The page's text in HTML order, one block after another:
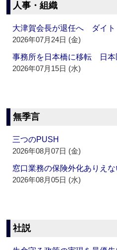
人事・組織
大津賀会長が退任へ ダイト
2026年07月24日 (金)
事務所を日本橋に移転 日本
2026年07月15日 (水)
無季言
三つのPUSH
2026年08月07日 (金)
窓口業務の保険外化ありえな
2026年08月05日 (水)
社説